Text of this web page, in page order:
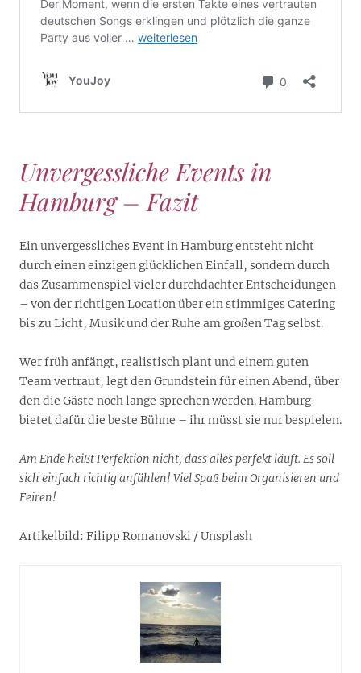
Unvergessliche Events in
Hamburg – Fazit
Ein unvergessliches Event in Hamburg entsteht nicht
durch einen einzigen glücklichen Einfall, sondern durch
das Zusammenspiel vieler durchdachter Entscheidungen
– von der richtigen Location über ein stimmiges Catering
bis zu Licht, Musik und der Ruhe am großen Tag selbst.
Wer früh anfängt, realistisch plant und einem guten
Team vertraut, legt den Grundstein für einen Abend, über
den die Gäste noch lange sprechen werden. Hamburg
bietet dafür die beste Bühne – ihr müsst sie nur bespielen.
Am Ende heißt Perfektion nicht, dass alles perfekt läuft. Es soll
sich einfach richtig anfühlen! Viel Spaß beim Organisieren und
Feiren!
Artikelbild: Filipp Romanovski / Unsplash